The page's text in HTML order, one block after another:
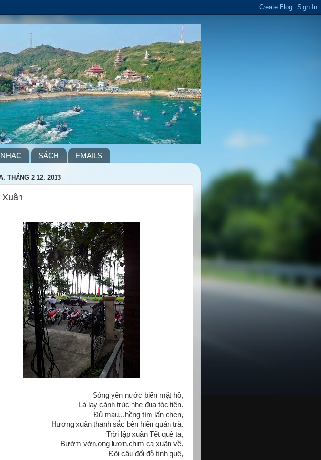
NHẠC SÁCH EMAILS
THÁNG 2 12, 2013
Xuân
Sóng yên nước biển mặt hồ,
Lá lay cành trúc nhẹ đùa tóc tiên.
Đủ màu...hồng tím lấn chen,
Hương xuân thanh sắc bên hiên quán trà.
Trời lập xuân Tết quê ta,
Bướm vờn,ong lượn,chim ca xuân về.
Đôi câu đối đỏ tình quê,